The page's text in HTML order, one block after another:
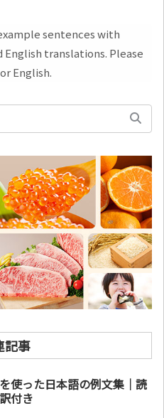
sentences with
translations. Please
English.
記事
を使った日本語の例文集｜読
付き